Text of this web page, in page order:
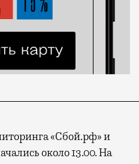
«Сбой.рф» и
около 13.00. На